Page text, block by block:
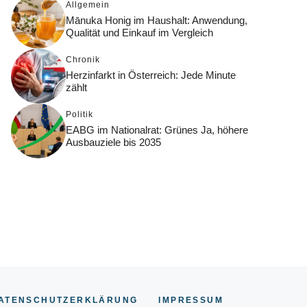
Allgemein
Mānuka Honig im Haushalt: Anwendung,
Qualität und Einkauf im Vergleich
Chronik
Herzinfarkt in Österreich: Jede Minute
zählt
Politik
EABG im Nationalrat: Grünes Ja, höhere
Ausbauziele bis 2035
IMPRESSUM